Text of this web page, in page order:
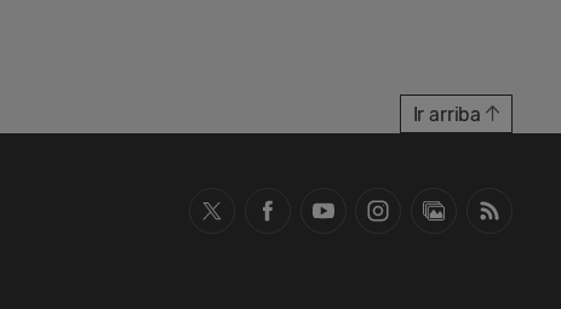
Ir arriba